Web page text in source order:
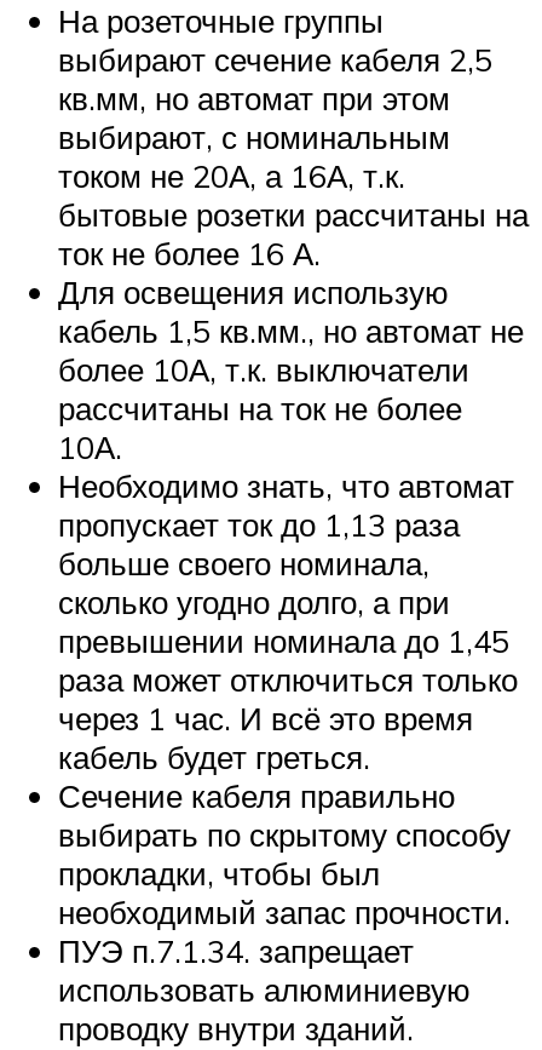
На розеточные группы
выбирают сечение кабеля 2,5
кв.мм, но автомат при этом
выбирают, с номинальным
током не 20А, а 16А, т.к.
бытовые розетки рассчитаны на
ток не более 16 А.
Для освещения использую
кабель 1,5 кв.мм., но автомат не
более 10А, т.к. выключатели
рассчитаны на ток не более
10А.
Необходимо знать, что автомат
пропускает ток до 1,13 раза
больше своего номинала,
сколько угодно долго, а при
превышении номинала до 1,45
раза может отключиться только
через 1 час. И всё это время
кабель будет греться.
Сечение кабеля правильно
выбирать по скрытому способу
прокладки, чтобы был
необходимый запас прочности.
ПУЭ п.7.1.34. запрещает
использовать алюминиевую
проводку внутри зданий.